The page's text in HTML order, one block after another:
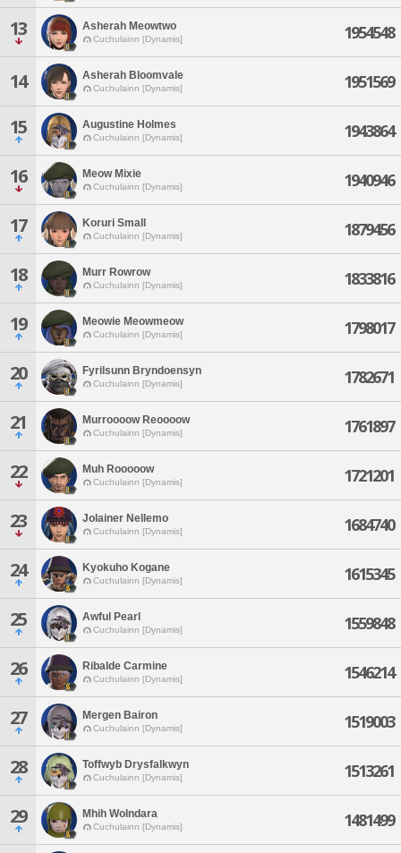
13 Asherah Meowtwo
Cuchulainn [Dynamis] 1954548
14 Asherah Bloomvale
Cuchulainn [Dynamis] 1951569
15 Augustine Holmes
Cuchulainn [Dynamis] 1943864
16 Meow Mixie
Cuchulainn [Dynamis] 1940946
17 Koruri Small
Cuchulainn [Dynamis] 1879456
18 Murr Rowrow
Cuchulainn [Dynamis] 1833816
19 Meowie Meowmeow
Cuchulainn [Dynamis] 1798017
20 Fyrilsunn Bryndoensyn
Cuchulainn [Dynamis] 1782671
21 Murroooow Reoooow
Cuchulainn [Dynamis] 1761897
22 Muh Rooooow
Cuchulainn [Dynamis] 1721201
23 Jolainer Nellemo
Cuchulainn [Dynamis] 1684740
24 Kyokuho Kogane
Cuchulainn [Dynamis] 1615345
25 Awful Pearl
Cuchulainn [Dynamis] 1559848
26 Ribalde Carmine
Cuchulainn [Dynamis] 1546214
27 Mergen Bairon
Cuchulainn [Dynamis] 1519003
28 Toffwyb Drysfalkwyn
Cuchulainn [Dynamis] 1513261
29 Mhih Wolndara
Cuchulainn [Dynamis] 1481499